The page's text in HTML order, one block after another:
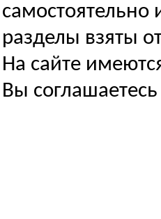
самостоятельно
разделы взяты
На сайте
Вы